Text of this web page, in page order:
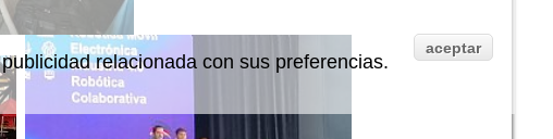
relacionada con sus preferencias.
aceptar